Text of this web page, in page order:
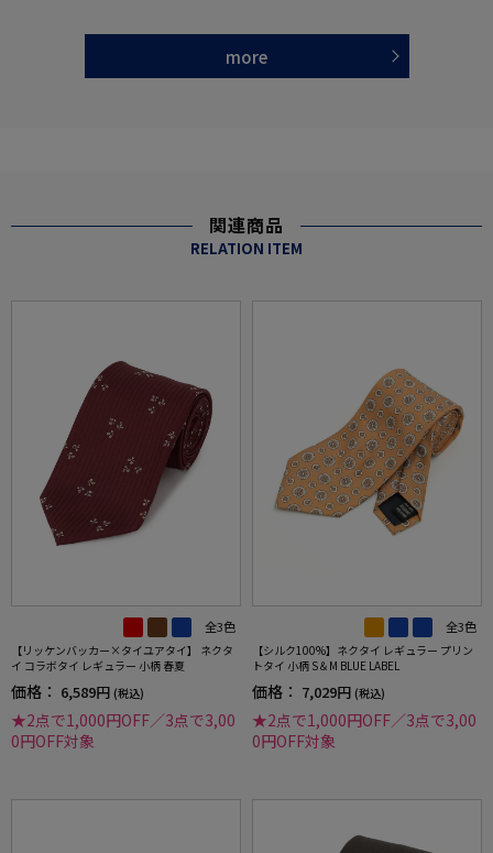
more
関連商品
RELATION ITEM
全3色
【リッケンバッカー×タイユアタイ】 ネクタ
イ コラボタイ レギュラー 小柄 春夏
価格： 6,589円 (税込)
★2点で1,000円OFF／3点で3,00
0円OFF対象
全3色
【シルク100%】ネクタイ レギュラー プリン
トタイ 小柄 S＆M BLUE LABEL
価格： 7,029円 (税込)
★2点で1,000円OFF／3点で3,00
0円OFF対象